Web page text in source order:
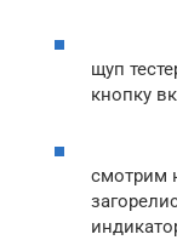
щуп
кнопку
смотрим